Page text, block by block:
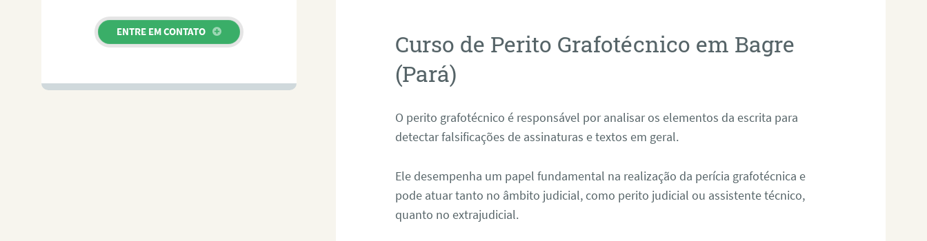
Curso de Perito Grafotécnico em Bagre
(Pará)
O perito grafotécnico é responsável por analisar os elementos da escrita para
detectar falsificações de assinaturas e textos em geral.
Ele desempenha um papel fundamental na realização da perícia grafotécnica e
pode atuar tanto no âmbito judicial, como perito judicial ou assistente técnico,
quanto no extrajudicial.
ENTRE EM CONTATO